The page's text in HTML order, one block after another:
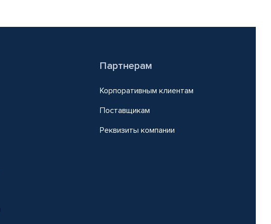
Партнерам
Корпоративным клиентам
Поставщикам
Реквизиты компании